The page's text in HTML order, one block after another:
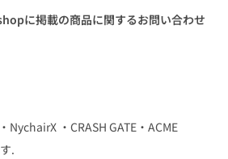
に掲載の商品に関するお問い合わせ
NychairX ・CRASH GATE・ACME
.